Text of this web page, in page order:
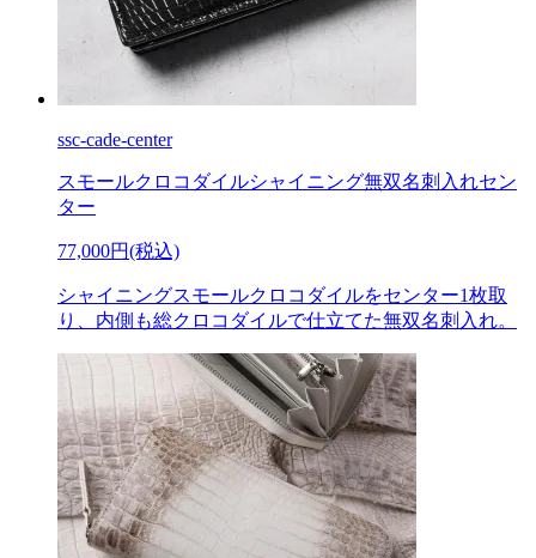
ssc-cade-center
スモールクロコダイルシャイニング無双名刺入れセン
ター
77,000円(税込)
シャイニングスモールクロコダイルをセンター1枚取
り、内側も総クロコダイルで仕立てた無双名刺入れ。